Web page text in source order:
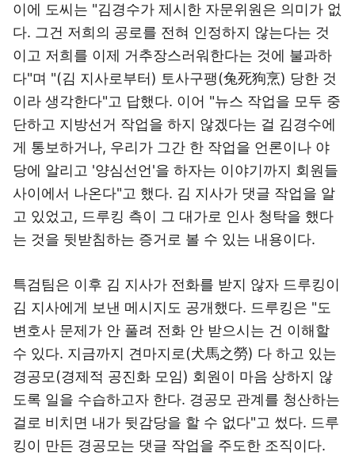
이에 도씨는 "김경수가 제시한 자문위원은 의미가 없
다. 그건 저희의 공로를 전혀 인정하지 않는다는 것
이고 저희를 이제 거추장스러워한다는 것에 불과하
다"며 "(김 지사로부터) 토사구팽(兔死狗烹) 당한 것
이라 생각한다"고 답했다. 이어 "뉴스 작업을 모두 중
단하고 지방선거 작업을 하지 않겠다는 걸 김경수에
게 통보하거나, 우리가 그간 한 작업을 언론이나 야
당에 알리고 '양심선언'을 하자는 이야기까지 회원들
사이에서 나온다"고 했다. 김 지사가 댓글 작업을 알
고 있었고, 드루킹 측이 그 대가로 인사 청탁을 했다
는 것을 뒷받침하는 증거로 볼 수 있는 내용이다.
특검팀은 이후 김 지사가 전화를 받지 않자 드루킹이
김 지사에게 보낸 메시지도 공개했다. 드루킹은 "도
변호사 문제가 안 풀려 전화 안 받으시는 건 이해할
수 있다. 지금까지 견마지로(犬馬之勞) 다 하고 있는
경공모(경제적 공진화 모임) 회원이 마음 상하지 않
도록 일을 수습하고자 한다. 경공모 관계를 청산하는
걸로 비치면 내가 뒷감당을 할 수 없다"고 썼다. 드루
킹이 만든 경공모는 댓글 작업을 주도한 조직이다.